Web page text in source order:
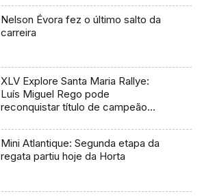
Nelson Évora fez o último salto da
carreira
XLV Explore Santa Maria Rallye:
Luís Miguel Rego pode
reconquistar título de campeão
Mini Atlantique: Segunda etapa da
regata partiu hoje da Horta